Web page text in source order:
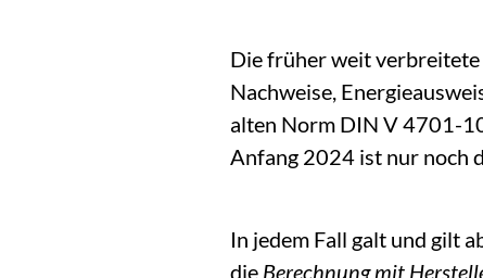
Die früher weit verbreitete
Nachweise,
alten Norm DIN V 4701-
Anfang 2024 ist nur noch
In jedem Fall galt und gilt
die Berechnung mit